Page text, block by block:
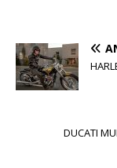
DUCATI